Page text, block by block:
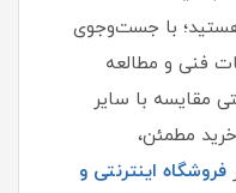
با جست‌وجوی
فنی و مطالعه
مقایسه با سایر
مطمئن،
فروشگاه اینترنتی و